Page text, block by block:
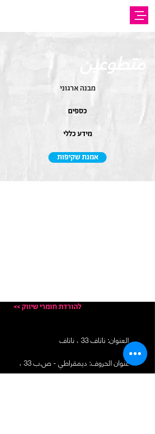
متطوعين
מבנה ארגוני
כספים
מידע כללי
אמנת שקיפות
<< להורדת חומרי שיווק
العنوان: ناتاف 33 ، ناتاف
عنوان الحروف:
ديمقراطي - ص.ب 33 ،